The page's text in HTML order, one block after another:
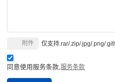
仅支持.rar/.zip/.jpg/.png/
附件
同意使用服务条款,服务条款